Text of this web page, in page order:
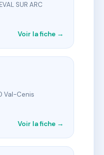
SUR ARC
Voir la fiche →
Val-Cenis
Voir la fiche →